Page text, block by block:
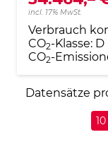
incl. 17% MwSt.
Verbrauch
CO2-Klasse: D
CO2-
Datensätze
10